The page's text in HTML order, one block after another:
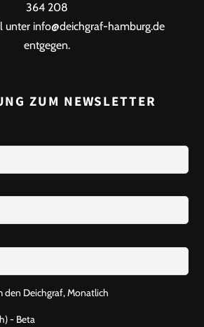
364 208
unter info@deichgraf-hamburg.de
entgegen.
ZUM NEWSLETTER
den Deichgraf, Monatlich
- Beta